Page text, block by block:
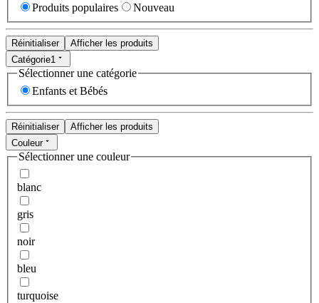
Produits populaires Nouveau
Réinitialiser
Afficher les produits
Catégorie1
Sélectionner une catégorie
Enfants et Bébés
Réinitialiser
Afficher les produits
Couleur
Sélectionner une couleur
blanc
gris
noir
bleu
turquoise